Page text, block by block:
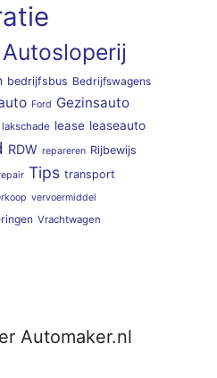
Autosloperij
bedrijfsbus Bedrijfswagens
Ford Gezinsauto
lakschade lease leaseauto
RDW repareren Rijbewijs
Tips transport
vervoermiddel
Vrachtwagen
Automaker.nl